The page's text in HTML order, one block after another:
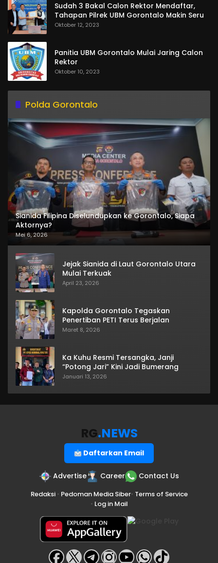
Sudah 3 Bakal Calon Rektor Mendaftar,
Tahapan Pilrek UBM Gorontalo Makin Seru
Oktober 12, 2023
Panitia UBM Gorontalo Mulai Jaring Calon
Rektor
Oktober 10, 2023
Polda Gorontalo
Sianida Filipina Diselundupkan ke Gorontalo, Siapa
Aktornya?
Mei 6, 2026
Jejak Sianida di Laut Gorontalo Utara
Mulai Terkuak
April 23, 2026
Kapolda Gorontalo Tegaskan
Penertiban PETI Terus Berjalan
Maret 8, 2026
Ka Kuhu Resmi Tersangka, Janji
“Potong Jari” Kini Jadi Bumerang
Januari 13, 2026
RG.NEWS
Daftarkan Email
Advertise Career Contact Us
Redaksi• Pedoman Media Siber• Terms of Service
• Log in Mail